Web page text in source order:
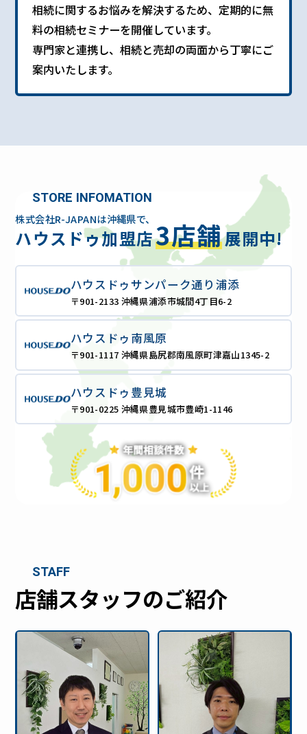
相続に関するお悩みを解決するため、定期的に無
料の相続セミナーを開催しています。
専門家と連携し、相続と売却の両面から丁寧にご
案内いたします。
STORE INFOMATION
株式会社R-JAPANは沖縄県で、
ハウスドゥ加盟店3店舗展開中!
ハウスドゥサンパーク通り浦添
〒901-2133 沖縄県浦添市城間4丁目6-2
ハウスドゥ南風原
〒901-1117 沖縄県島尻郡南風原町津嘉山1345-2
ハウスドゥ豊見城
〒901-0225 沖縄県豊見城市豊崎1-1146
STAFF
店舗スタッフのご紹介